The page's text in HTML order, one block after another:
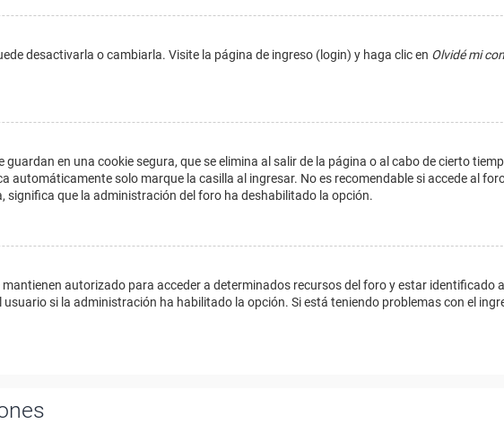
desactivarla o cambiarla. Visite la página de ingreso (login) y haga clic en Olvidé mi
en una cookie segura, que se elimina al salir de la página o al cabo de cierto
automáticamente solo marque la casilla al ingresar. No es recomendable si accede al
significa que la administración del foro ha deshabilitado la opción.
autorizado para acceder a determinados recursos del foro y estar identificado
si la administración ha habilitado la opción. Si está teniendo problemas con el